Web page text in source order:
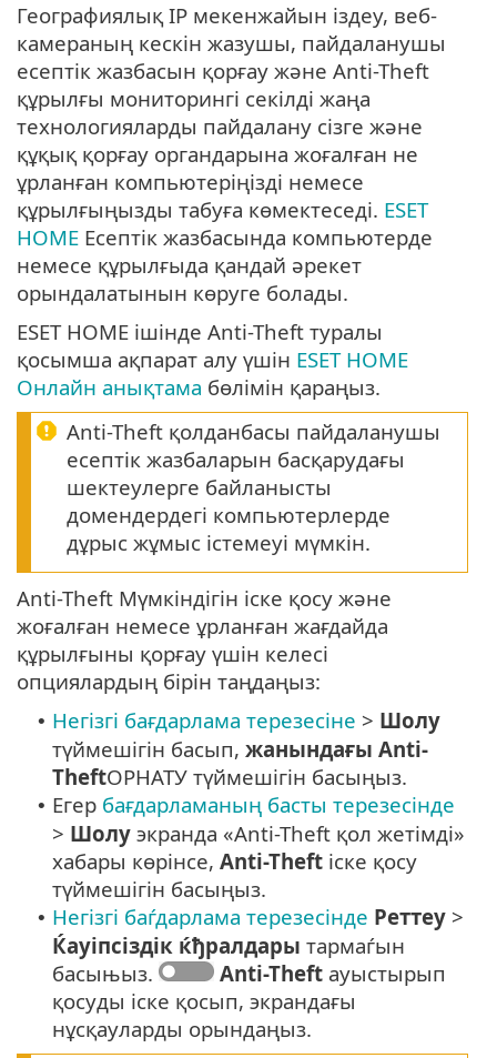
Географиялық IP мекенжайын іздеу, веб-
камераның кескін жазушы, пайдаланушы
есептік жазбасын қорғау және Anti-Theft
құрылғы мониторингі секілді жаңа
технологияларды пайдалану сізге және
құқық қорғау органдарына жоғалған не
ұрланған компьютеріңізді немесе
құрылғыңызды табуға көмектеседі. ESET
HOME Есептік жазбасында компьютерде
немесе құрылғыда қандай әрекет
орындалатынын көруге болады.
ESET HOME ішінде Anti-Theft туралы
қосымша ақпарат алу үшін ESET HOME
Онлайн анықтама бөлімін қараңыз.
Anti-Theft қолданбасы пайдаланушы
есептік жазбаларын басқарудағы
шектеулерге байланысты
домендердегі компьютерлерде
дұрыс жұмыс істемеуі мүмкін.
Anti-Theft Мүмкіндігін іске қосу және
жоғалған немесе ұрланған жағдайда
құрылғыны қорғау үшін келесі
опциялардың бірін таңдаңыз:
• Негізгі бағдарлама терезесіне > Шолу
түймешігін басып, жанындағы Anti-
TheftОРНАТУ түймешігін басыңыз.
• Егер бағдарламаның басты терезесінде
> Шолу экранда «Anti-Theft қол жетімді»
хабары көрінсе, Anti-Theft іске қосу
түймешігін басыңыз.
• Негізгі баѓдарлама терезесінде Реттеу >
Ќауіпсіздік ќђралдары тармаѓын
басыњыз.
Anti-Theft ауыстырып
қосуды іске қосып, экрандағы
нұсқауларды орындаңыз.